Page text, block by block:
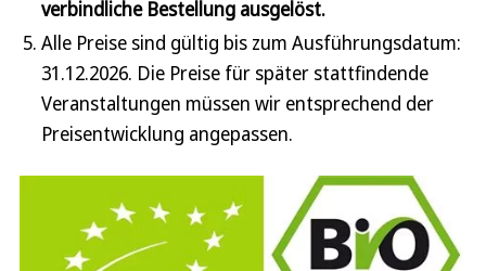
verbindliche Bestellung ausgelöst.
Alle Preise sind gültig bis zum Ausführungsdatum:
31.12.2026. Die Preise für später stattfindende
Veranstaltungen müssen wir entsprechend der
Preisentwicklung angepassen.